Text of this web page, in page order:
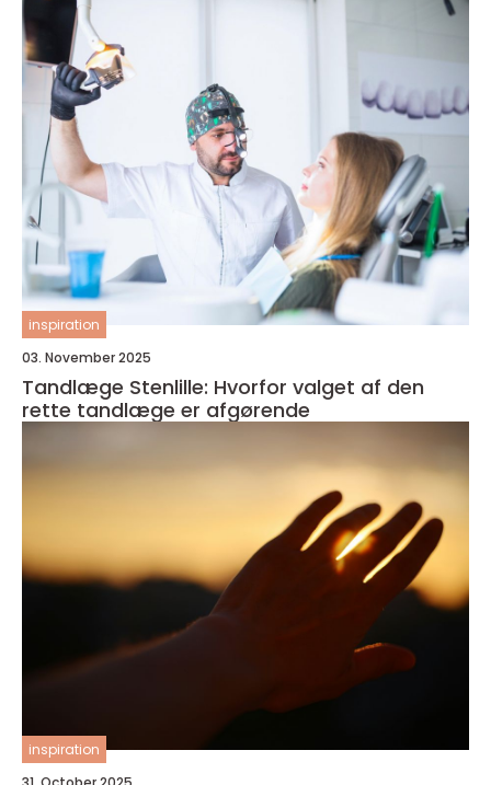
inspiration
03. November 2025
Tandlæge Stenlille: Hvorfor valget af den
rette tandlæge er afgørende
inspiration